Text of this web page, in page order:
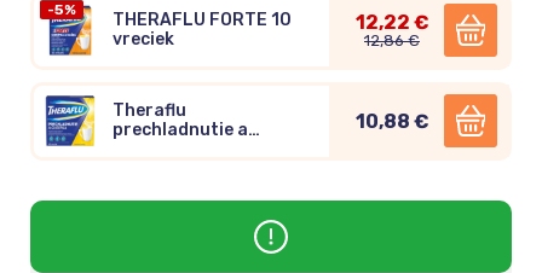
-5%
THERAFLU FORTE 10
vreciek
12,22 €
12,86 €
Theraflu
prechladnutie a
10,88 €